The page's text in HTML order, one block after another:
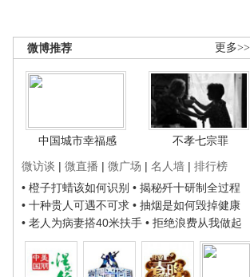
更多>>
微博推荐
中国城市幸福感
不孝七宗罪
微访谈 | 微直播 | 微广场 | 名人墙 | 排行榜
• 橙子打蜡该如何识别 • 揭秘歼十研制全过程
• 十种贵人可遇不可求 • 抽烟是如何毁掉健康
• 老人为病妻搭40米扶手 • 拒绝浪费从我做起